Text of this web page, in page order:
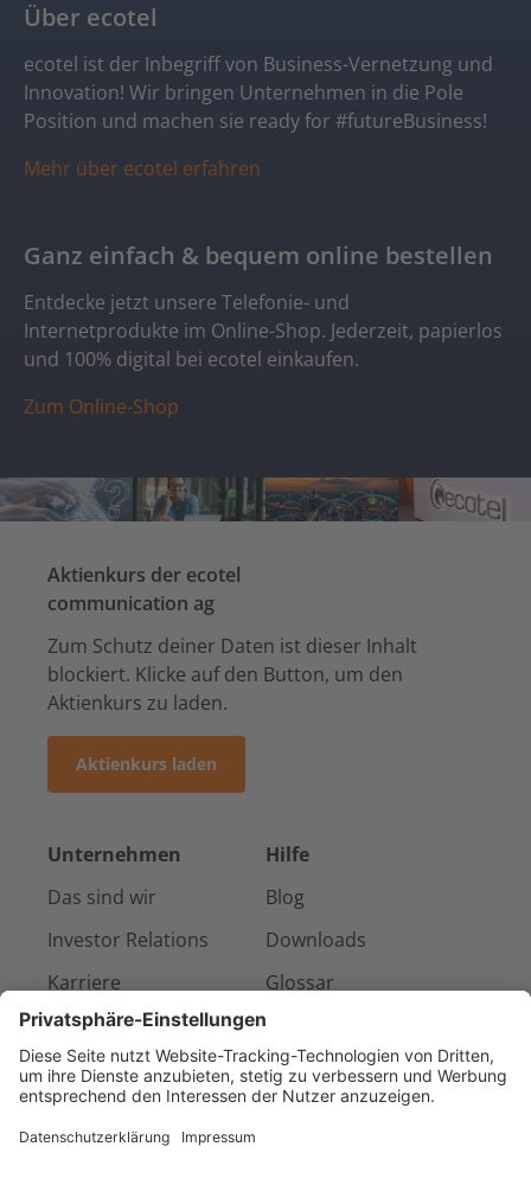
Über ecotel
ecotel ist der Inbegriff von Business-Vernetzung und
Innovation! Wir bringen Unternehmen in die Pole
Position und machen sie ready for #futureBusiness!
Mehr über ecotel erfahren
Ganz einfach & bequem online bestellen
Entdecke jetzt unsere Telefonie- und
Internetprodukte im Online-Shop. Jederzeit, papierlos
und 100% digital bei ecotel einkaufen.
Zum Online-Shop
Aktienkurs der ecotel
communication ag
Zum Schutz deiner Daten ist dieser Inhalt
blockiert. Klicke auf den Button, um den
Aktienkurs zu laden.
Aktienkurs laden
Unternehmen
Das sind wir
Investor Relations
Karriere
Presse & Medien
Referenzen
Hilfe
Blog
Downloads
Glossar
Kontakt